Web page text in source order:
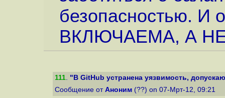
безопасностью. И
ВКЛЮЧАЕМА, А
111. "В GitHub устранена уязвимость,
Сообщение от Аноним (??) on 07-Мрт-12, 09:21